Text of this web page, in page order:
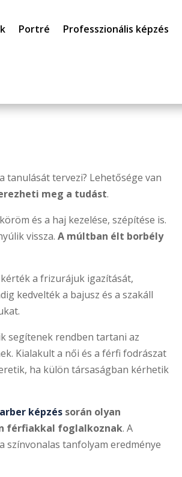
Portré Professzionális képzés
tanulását tervezi? Lehetősége van
meg a tudást.
és a haj kezelése, szépítése is.
vissza.A múltban élt borbély
a frizurájuk igazítását,
kedvelték a bajusz és a szakáll
segítenek rendben tartani az
Kialakult a női és a férfi fodrászat
ha külön társaságban kérhetik
képzés során olyan
férfiakkal foglalkoznak. A
színvonalas tanfolyam eredménye